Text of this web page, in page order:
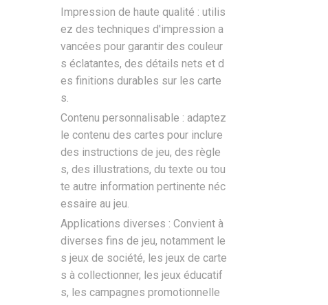
Impression de haute qualité : utilis
ez des techniques d'impression a
vancées pour garantir des couleur
s éclatantes, des détails nets et d
es finitions durables sur les carte
s.
Contenu personnalisable : adaptez
le contenu des cartes pour inclure
des instructions de jeu, des règle
s, des illustrations, du texte ou tou
te autre information pertinente néc
essaire au jeu.
Applications diverses : Convient à
diverses fins de jeu, notamment le
s jeux de société, les jeux de carte
s à collectionner, les jeux éducatif
s, les campagnes promotionnelle